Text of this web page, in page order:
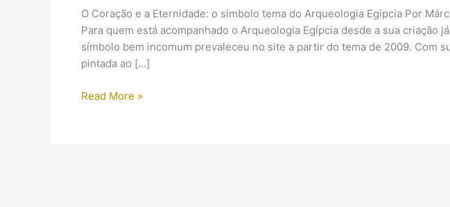
O Coração e a Eternidade: o símbolo tema do Arqueologia Egípcia Por
Para quem está acompanhado o Arqueologia Egípcia desde a sua criação
símbolo bem incomum prevaleceu no site a partir do tema de 2009. Com
pintada ao […]
O
Read More »